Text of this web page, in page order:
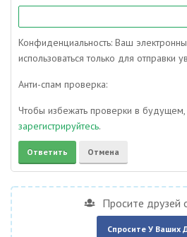
Конфиденциальность: Ваш
использоваться только для отправки
Анти-спам проверка:
Чтобы избежать проверки в будущем,
зарегистрируйтесь.
Просите друзей
Спросите У Ваших